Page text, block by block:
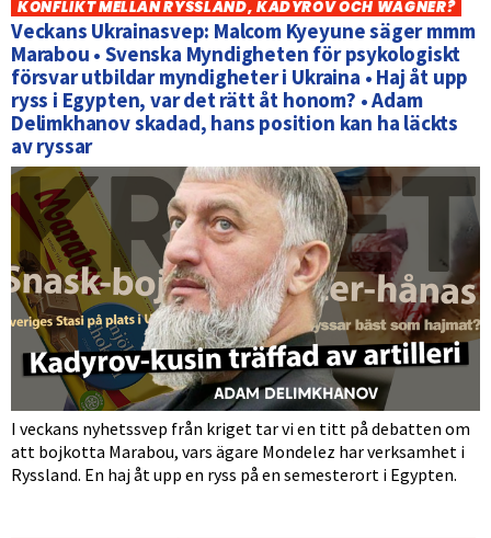
KONFLIKT MELLAN RYSSLAND, KADYROV OCH WAGNER?
Veckans Ukrainasvep: Malcom Kyeyune säger mmm
Marabou • Svenska Myndigheten för psykologiskt
försvar utbildar myndigheter i Ukraina • Haj åt upp
ryss i Egypten, var det rätt åt honom? • Adam
Delimkhanov skadad, hans position kan ha läckts
av ryssar
I veckans nyhetssvep från kriget tar vi en titt på debatten om
att bojkotta Marabou, vars ägare Mondelez har verksamhet i
Ryssland. En haj åt upp en ryss på en semesterort i Egypten.